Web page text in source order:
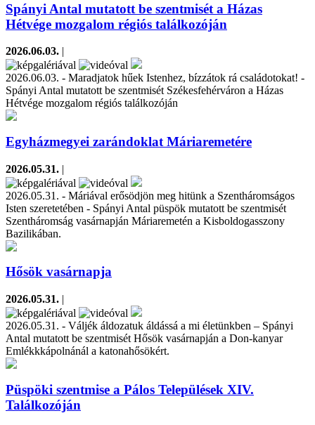
Spányi Antal mutatott be szentmisét a Házas
Hétvége mozgalom régiós találkozóján
2026.06.03. |
2026.06.03. - Maradjatok hűek Istenhez, bízzátok rá családotokat! -
Spányi Antal mutatott be szentmisét Székesfehérváron a Házas
Hétvége mozgalom régiós találkozóján
Egyházmegyei zarándoklat Máriaremetére
2026.05.31. |
2026.05.31. - Máriával erősödjön meg hitünk a Szentháromságos
Isten szeretetében - Spányi Antal püspök mutatott be szentmisét
Szentháromság vasárnapján Máriaremetén a Kisboldogasszony
Bazilikában.
Hősök vasárnapja
2026.05.31. |
2026.05.31. - Váljék áldozatuk áldássá a mi életünkben – Spányi
Antal mutatott be szentmisét Hősök vasárnapján a Don-kanyar
Emlékkkápolnánál a katonahősökért.
Püspöki szentmise a Pálos Települések XIV.
Találkozóján